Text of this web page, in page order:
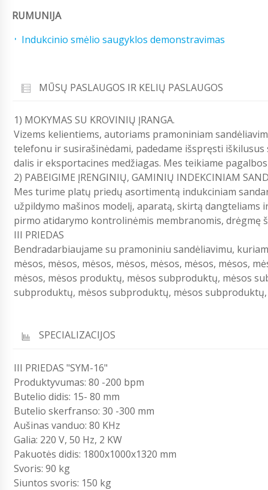
RUMUNIJA
Indukcinio smėlio saugyklos demonstravimas
MŪSŲ PASLAUGOS IR KELIŲ PASLAUGOS
1) MOKYMAS SU KROVINIŲ ĮRANGA.
Vizems kelientiems, autoriams pramoniniam
telefonu ir susirašinėdami, padedame išspręsti
dalis ir eksportacines medžiagas. Mes teikiame
2) PABEIGIME ĮRENGINIŲ, GAMINIŲ INDEKCINIAM
Mes turime platų priedų asortimentą indukciniam
užpildymo mašinos modelį, aparatą, skirtą
pirmo atidarymo kontrolinėmis membranomis, drėgmę
III PRIEDAS
Bendradarbiaujame su pramoniniu sandėliavimu,
mėsos, mėsos, mėsos, mėsos, mėsos, mėsos, mėsos,
mėsos, mėsos produktų, mėsos subproduktų, mėsos
subproduktų, mėsos subproduktų, mėsos
SPECIALIZACIJOS
III PRIEDAS "SYM-16"
Produktyvumas: 80 -200 bpm
Butelio didis: 15- 80 mm
Butelio skerfranso: 30 -300 mm
Aušinas vanduo: 80 KHz
Galia: 220 V, 50 Hz, 2 KW
Pakuotės didis: 1800x1000x1320 mm
Svoris: 90 kg
Siuntos svoris: 150 kg